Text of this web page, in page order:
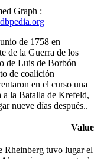
Graph :
de 1758 en
de la Guerra de los
de Luis de Borbón
de coalición
en el curso una
a la Batalla de Krefeld,
nueve días después.​.
Value
Rheinberg tuvo lugar